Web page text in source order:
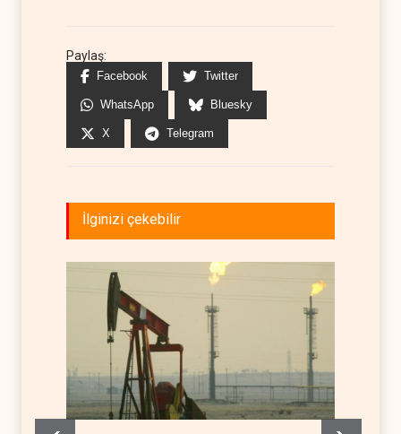
Paylaş:
Facebook Twitter
WhatsApp Bluesky
X Telegram
İlginizi çekebilir